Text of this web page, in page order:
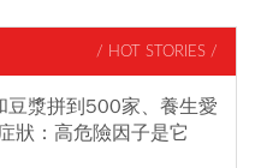
/ HOT STORIES /
漿拼到500家、養生愛
狀：高危險因子是它